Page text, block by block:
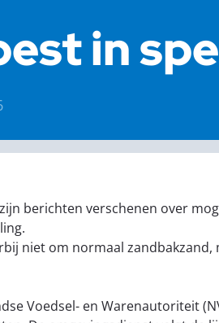
in
berichten verschenen over
niet om normaal
Voedsel- en Warenautoriteit